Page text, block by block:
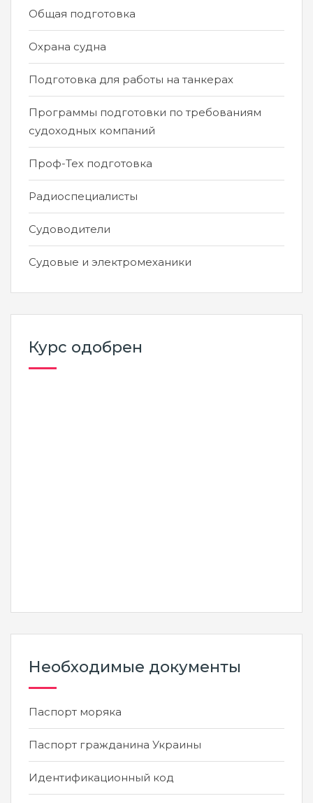
Общая подготовка
Охрана судна
Подготовка для работы на танкерах
Программы подготовки по требованиям
судоходных компаний
Проф-Тех подготовка
Радиоспециалисты
Судоводители
Судовые и электромеханики
Курс одобрен
Необходимые документы
Паспорт моряка
Паспорт гражданина Украины
Идентификационный код